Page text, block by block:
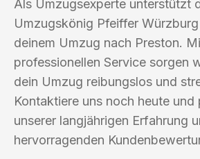
Als Umzugsexperte unterstützt
Umzugskönig Pfeiffer
deinem Umzug nach Preston.
professionellen Service sorgen
dein Umzug reibungslos und
Kontaktiere uns noch heute
unserer langjährigen Erfahrung
hervorragenden